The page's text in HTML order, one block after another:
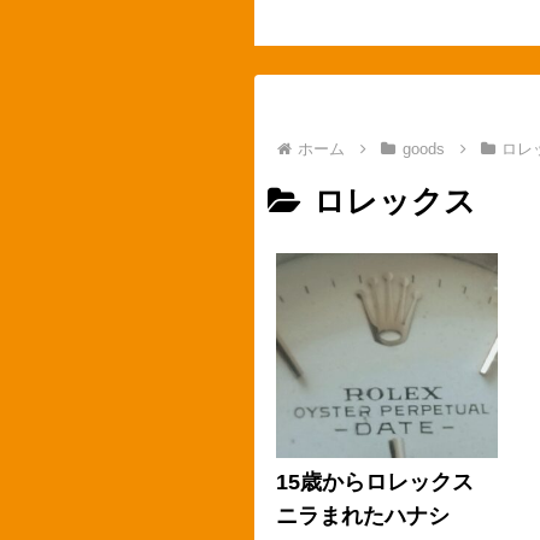
ホーム goods ロレ
ロレックス
15歳からロレックス
ニラまれたハナシ